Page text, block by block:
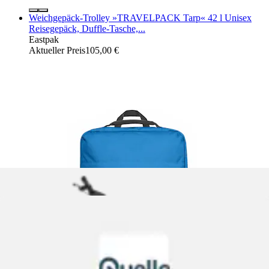
Weichgepäck-Trolley »TRAVELPACK Tarp« 42 l Unisex
Reisegepäck, Duffle-Tasche,...
Eastpak
Aktueller Preis105,00 €